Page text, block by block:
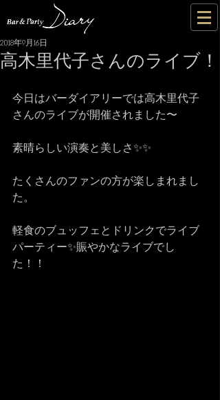
高木里代子さんのライブ！
2018年9月16日
今日はバーダイアリーでは高木里代子
さんのライブが開催されました〜
素晴らしい演奏と美しさ✨✨
たくさんのファンの方が楽しまれまし
た。
軽食のブュッフェとドリンクでライブ
パーティー✨賑やかなライブでし
た！！